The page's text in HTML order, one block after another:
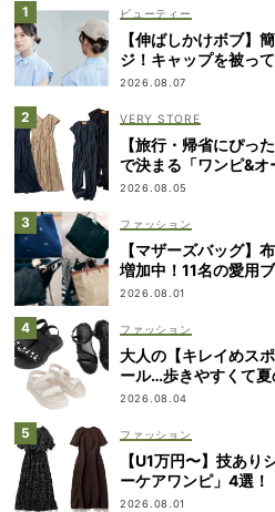
ビューティー
【伸ばしかけボブ】
ジ！キャップを被っ
2026.08.07
VERY STORE
【旅行・帰省にぴっ
で決まる「ワンピ&
2026.08.05
ファッション
【マザーズバッグ】
増加中！11名の愛用
2026.08.01
ファッション
大人の【キレイめス
ール…歩きやすくて夏
2026.08.04
ファッション
【U1万円〜】技あ
ーケアワンピ」4選！
2026.08.01